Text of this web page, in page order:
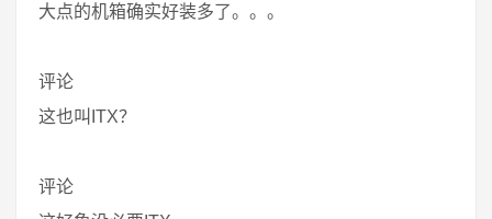
大点的机箱确实好装多了。。。
评论
这也叫ITX？
评论